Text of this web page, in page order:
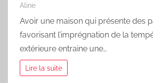
Aline
Avoir une maison qui présente des
favorisant l’imprégnation de la
extérieure entraine une…
Lire la suite